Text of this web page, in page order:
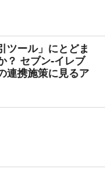
ツール」にとどま
？ セブン‐イレブ
連携施策に見るア